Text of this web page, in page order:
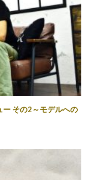
その2～モデルへの